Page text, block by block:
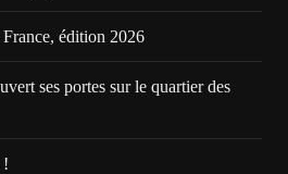
France, édition 2026
ses portes sur le quartier des
!